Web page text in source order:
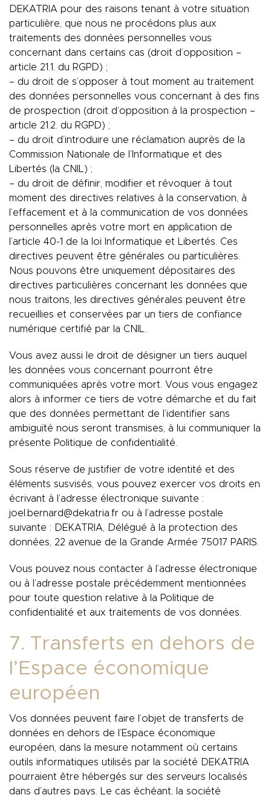
DEKATRIA pour des raisons tenant à votre situation
particulière, que nous ne procédons plus aux
traitements des données personnelles vous
concernant dans certains cas (droit d’opposition –
article 21.1. du RGPD) ;
– du droit de s’opposer à tout moment au traitement
des données personnelles vous concernant à des fins
de prospection (droit d’opposition à la prospection –
article 21.2. du RGPD) ;
– du droit d’introduire une réclamation auprès de la
Commission Nationale de l’Informatique et des
Libertés (la CNIL) ;
– du droit de définir, modifier et révoquer à tout
moment des directives relatives à la conservation, à
l’effacement et à la communication de vos données
personnelles après votre mort en application de
l’article 40-1 de la loi Informatique et Libertés. Ces
directives peuvent être générales ou particulières.
Nous pouvons être uniquement dépositaires des
directives particulières concernant les données que
nous traitons, les directives générales peuvent être
recueillies et conservées par un tiers de confiance
numérique certifié par la CNIL.
Vous avez aussi le droit de désigner un tiers auquel
les données vous concernant pourront être
communiquées après votre mort. Vous vous engagez
alors à informer ce tiers de votre démarche et du fait
que des données permettant de l’identifier sans
ambiguïté nous seront transmises, à lui communiquer la
présente Politique de confidentialité.
Sous réserve de justifier de votre identité et des
éléments susvisés, vous pouvez exercer vos droits en
écrivant à l’adresse électronique suivante :
joel.bernard@dekatria.fr ou à l’adresse postale
suivante : DEKATRIA, Délégué à la protection des
données, 22 avenue de la Grande Armée 75017 PARIS.
Vous pouvez nous contacter à l’adresse électronique
ou à l’adresse postale précédemment mentionnées
pour toute question relative à la Politique de
confidentialité et aux traitements de vos données.
7. Transferts en dehors de
l’Espace économique
européen
Vos données peuvent faire l’objet de transferts de
données en dehors de l’Espace économique
européen, dans la mesure notamment où certains
outils informatiques utilisés par la société DEKATRIA
pourraient être hébergés sur des serveurs localisés
dans d’autres pays. Le cas échéant, la société